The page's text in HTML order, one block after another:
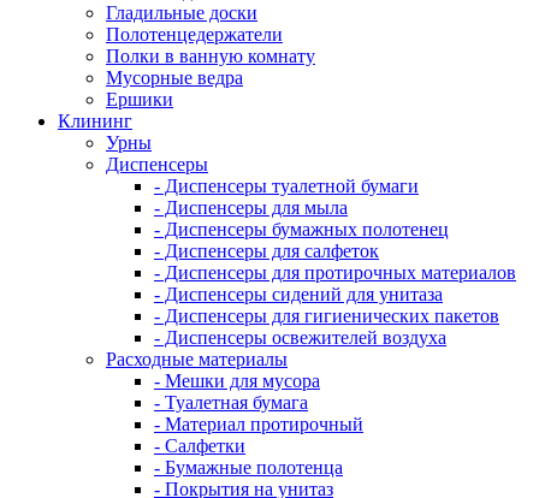
Гладильные доски
Полотенцедержатели
Полки в ванную комнату
Мусорные ведра
Ершики
Клининг
Урны
Диспенсеры
- Диспенсеры туалетной бумаги
- Диспенсеры для мыла
- Диспенсеры бумажных полотенец
- Диспенсеры для салфеток
- Диспенсеры для протирочных материалов
- Диспенсеры сидений для унитаза
- Диспенсеры для гигиенических пакетов
- Диспенсеры освежителей воздуха
Расходные материалы
- Мешки для мусора
- Туалетная бумага
- Материал протирочный
- Салфетки
- Бумажные полотенца
- Покрытия на унитаз